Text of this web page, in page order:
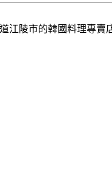
江陵市的韓國料理專賣